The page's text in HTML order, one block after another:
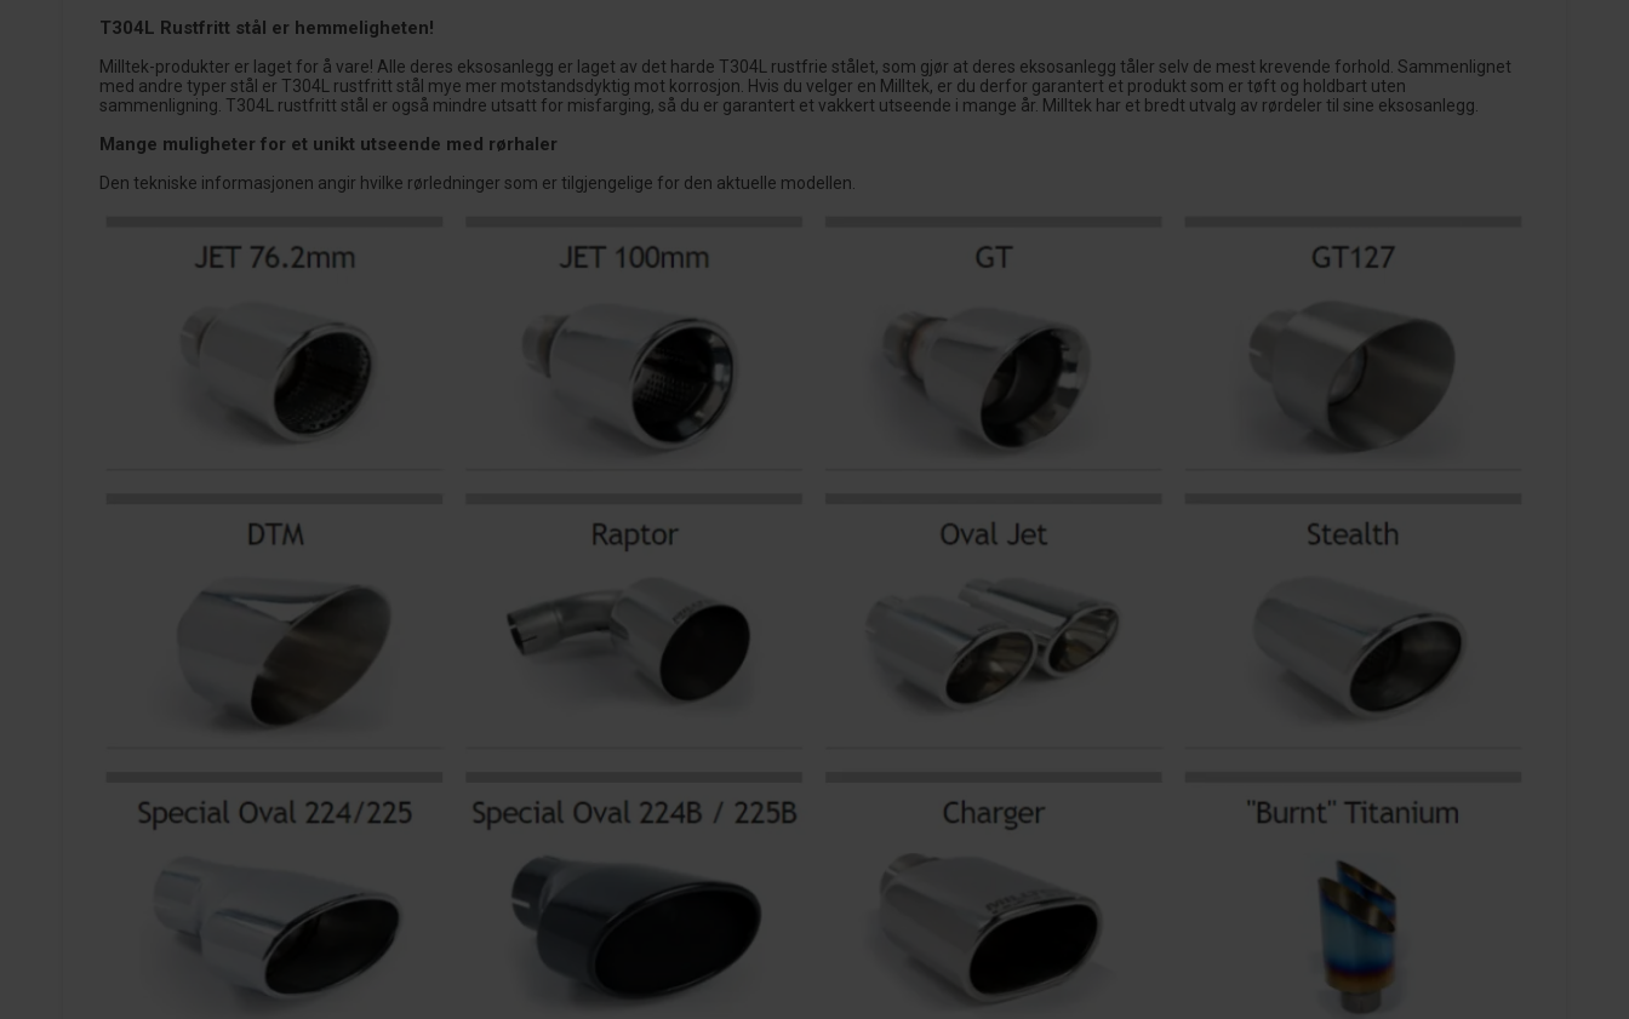
T304L Rustfritt stål er hemmeligheten!
Milltek-produkter er laget for å vare! Alle deres eksosanlegg er laget av det harde T304L rustfrie stålet, som gjør at deres eksosanlegg tåler selv de mest krevende forhold. Sammenlignet
med andre typer stål er T304L rustfritt stål mye mer motstandsdyktig mot korrosjon. Hvis du velger en Milltek, er du derfor garantert et produkt som er tøft og holdbart uten
sammenligning. T304L rustfritt stål er også mindre utsatt for misfarging, så du er garantert et vakkert utseende i mange år. Milltek har et bredt utvalg av rørdeler til sine eksosanlegg.
Mange muligheter for et unikt utseende med rørhaler
Den tekniske informasjonen angir hvilke rørledninger som er tilgjengelige for den aktuelle modellen.